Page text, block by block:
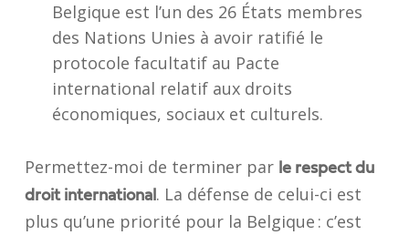
Belgique est l’un des 26 États membres
des Nations Unies à avoir ratifié le
protocole facultatif au Pacte
international relatif aux droits
économiques, sociaux et culturels.
Permettez-moi de terminer par le respect du
droit international . La défense de celui-ci est
plus qu’une priorité pour la Belgique : c’est